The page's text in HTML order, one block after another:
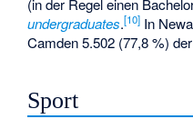
undergraduates.[10] In
Camden 5.502 (77,8 %)
Sport